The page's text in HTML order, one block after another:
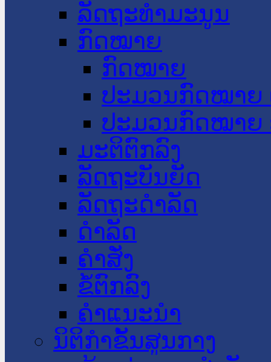
ລັດຖະທໍາມະນູນ
ກົດໝາຍ
ກົດໝາຍ
ປະມວນກົດໝາຍ
ປະມວນກົດໝາຍ
ມະຕິຕົກລົງ
ລັດຖະບັນຍັດ
ລັດຖະດໍາລັດ
ດໍາລັດ
ຄໍາສັ່ງ
ຂໍ້ຕົກລົງ
ຄໍາແນະນໍາ
ນິຕິກຳຂັ້ນສູນກາງ